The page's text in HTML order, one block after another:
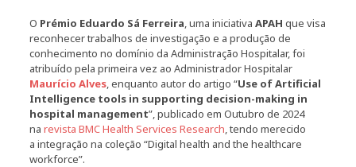
O Prémio Eduardo Sá Ferreira, uma iniciativa APAH que visa
reconhecer trabalhos de investigação e a produção de
conhecimento no domínio da Administração Hospitalar, foi
atribuído pela primeira vez ao Administrador Hospitalar
Maurício Alves, enquanto autor do artigo “Use of Artificial
Intelligence tools in supporting decision-making in
hospital management”, publicado em Outubro de 2024
na revista BMC Health Services Research, tendo merecido
a integração na coleção “Digital health and the healthcare
workforce”.